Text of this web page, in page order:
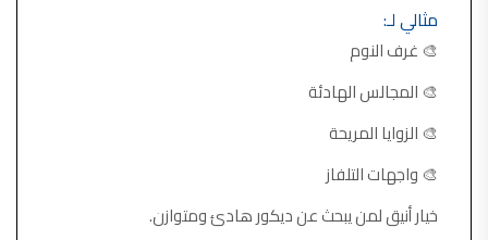
مثالي لـ:
🎨 غرف النوم
🎨 المجالس الهادئة
🎨 الزوايا المريحة
🎨 واجهات التلفاز
خيار أنيق لمن يبحث عن ديكور هادئ ومتوازن.